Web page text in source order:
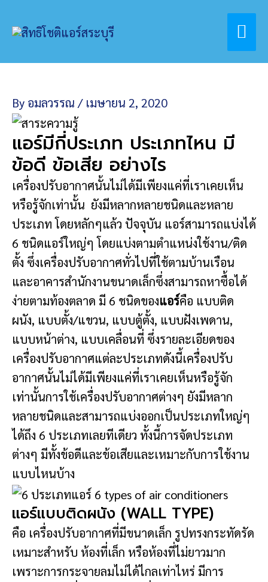
Home
สาระเรื่องแอร์
ชนิดของเครื่องปรับอากาศ
By อมลวรรณ / เมษายน 2, 2020
แอร์มีกี่ประเภท ประเภทไหน มี
ข้อดี ข้อเสีย อย่างไร
เครื่องปรับอากาศนั้นไม่ได้มีเพียงแค่ที่เราเคยเห็น
หรือรู้จักเท่านั้น ยังมีหลากหลายชนิดและหลาย
ประเภท โดยหลักๆแล้ว ปัจจุบัน แอร์สามารถแบ่งได้
6 ชนิดแอร์ใหญ่ๆ โดยแบ่งตามตำแหน่งใช้งาน/ติด
ตั้ง ซึ่งเครื่องปรับอากาศทั่วไปที่ใช้ตามบ้านเรือน
และอาคารสำนักงานขนาดเล็กซึ่งสามารถหาซื้อได้
ง่ายตามท้องตลาด มี 6 ชนิดของแอร์คือ แบบติด
ผนัง, แบบตั้ง/แขวน, แบบตู้ตั้ง, แบบฝังเพดาน,
แบบหน้าต่าง, แบบเคลื่อนที่ ซึ่งรายละเอียดของ
เครื่องปรับอากาศแต่ละประเภทดังนี้เครื่องปรับ
อากาศนั้นไม่ได้มีเพียงแค่ที่เราเคยเห็นหรือรู้จัก
เท่านั้นการใช้เครื่องปรับอากาศต่างๆ ยังมีหลาก
หลายชนิดและสามารถแบ่งออกเป็นประเภทใหญ่ๆ
ได้ถึง 6 ประเภทเลยทีเดียว ทั้งนี้การจัดประเภท
ต่างๆ มีทั้งข้อดีและข้อเสียและเหมาะกับการใช้งาน
แบบไหนบ้าง
แอร์แบบติดผนัง (WALL TYPE)
คือ เครื่องปรับอากาศที่มีขนาดเล็ก รูปทรงกระทัดรัด
เหมาะสำหรับ ห้องที่เล็ก หรือห้องที่ไม่ยาวมาก
เพราะการกระจายลมไม่ได้ไกลเท่าไหร่ มีการ